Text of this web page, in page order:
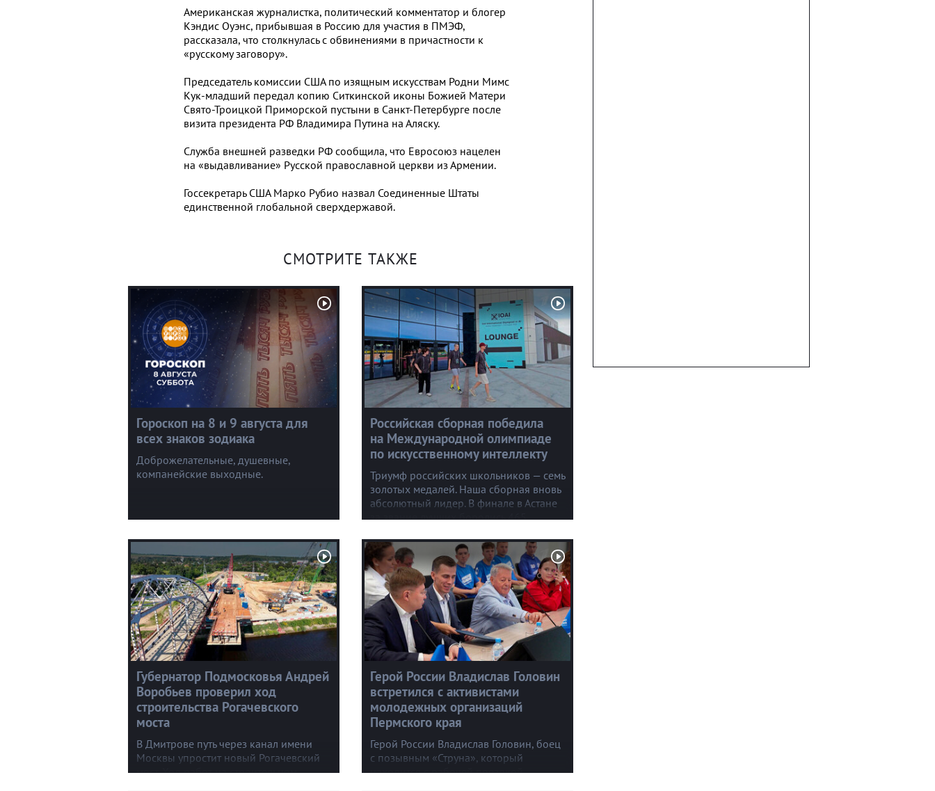
Американская журналистка, политический комментатор и блогер
Кэндис Оуэнс, прибывшая в Россию для участия в ПМЭФ,
рассказала, что столкнулась с обвинениями в причастности к
«русскому заговору».
Председатель комиссии США по изящным искусствам Родни Мимс
Кук-младший передал копию Ситкинской иконы Божией Матери
Свято-Троицкой Приморской пустыни в Санкт-Петербурге после
визита президента РФ Владимира Путина на Аляску.
Служба внешней разведки РФ сообщила, что Евросоюз нацелен
на «выдавливание» Русской православной церкви из Армении.
Госсекретарь США Марко Рубио назвал Соединенные Штаты
единственной глобальной сверхдержавой.
СМОТРИТЕ ТАКЖЕ
Гороскоп на 8 и 9 августа для
всех знаков зодиака
Доброжелательные, душевные,
компанейские выходные.
Российская сборная победила
на Международной олимпиаде
по искусственному интеллекту
Триумф российских школьников — семь
золотых медалей. Наша сборная вновь
абсолютный лидер. В финале в Астане
за звание лучших боролись 465
Губернатор Подмосковья Андрей
Воробьев проверил ход
строительства Рогачевского
моста
В Дмитрове путь через канал имени
Москвы упростит новый Рогачевский
мост. Ход работ на строительном
Герой России Владислав Головин
встретился с активистами
молодежных организаций
Пермского края
Герой России Владислав Головин, боец
с позывным «Струна», который
находится с рабочей поездкой